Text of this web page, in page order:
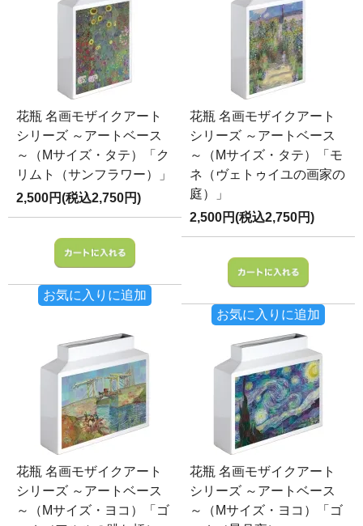
花瓶 名画モザイクアート
シリーズ ～アートベース
～（Mサイズ・タテ）「ク
リムト（サンフラワー）」
2,500円(税込2,750円)
お気に入りに追加
花瓶 名画モザイクアート
シリーズ ～アートベース
～（Mサイズ・タテ）「モ
ネ（ヴェトゥイユの画家の
庭）」
2,500円(税込2,750円)
お気に入りに追加
花瓶 名画モザイクアート
シリーズ ～アートベース
～（Mサイズ・ヨコ）「ゴ
花瓶 名画モザイクアート
シリーズ ～アートベース
～（Mサイズ・ヨコ）「ゴ